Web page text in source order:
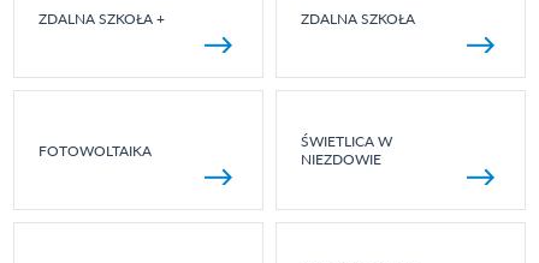
ZDALNA SZKOŁA + ZDALNA SZKOŁA
FOTOWOLTAIKA
ŚWIETLICA W
NIEZDOWIE